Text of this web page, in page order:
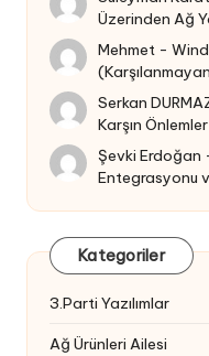
Üzerinden Ağ
Mehmet -
Serkan
Karşın Önlemler
Şevki Erdoğan
Entegrasyonu
Kategoriler
3.Parti Yazılımlar
Ağ Ürünleri Ailesi